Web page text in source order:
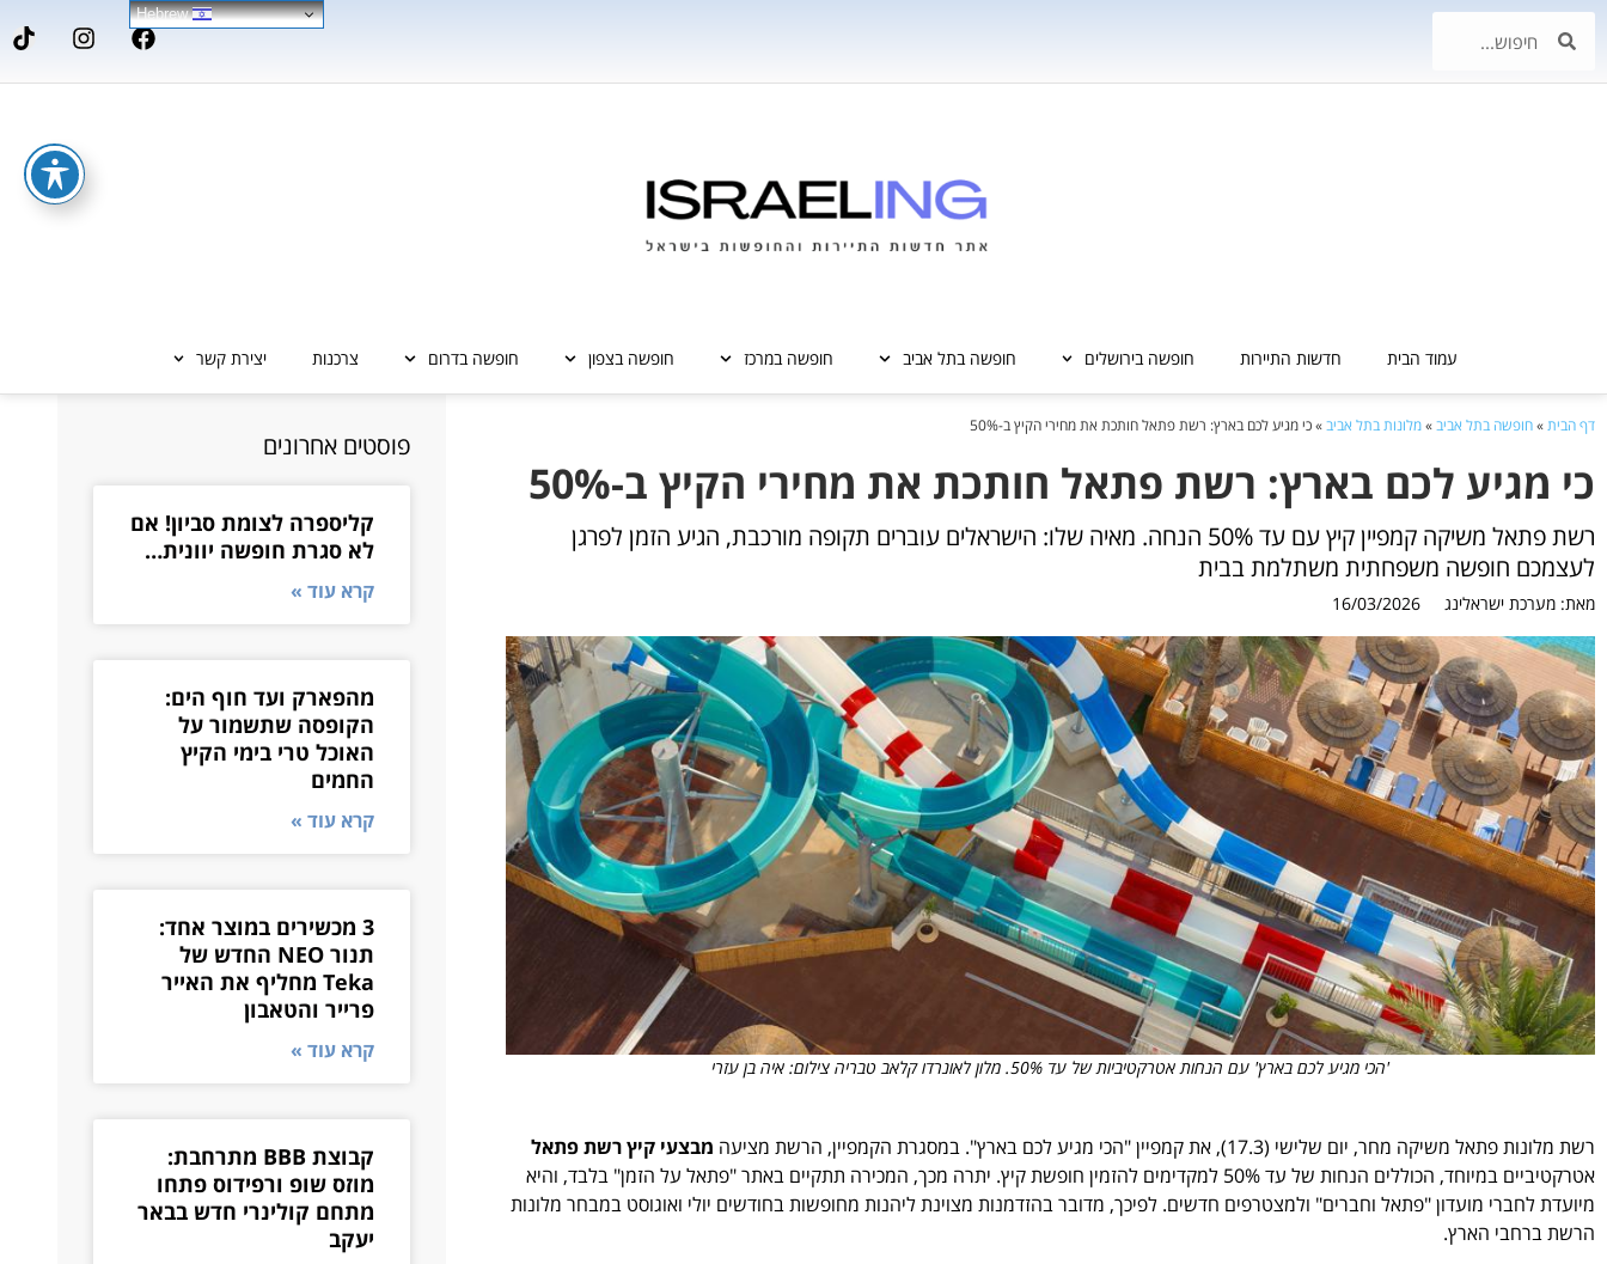
עמוד הבית חדשות התיירות חופשה בירושלים חופשה בתל אביב חופשה במרכז חופשה בצפון חופשה בדרום צרכנות יצירת קשר
דף הבית»חופשה בתל אביב»מלונות בתל אביב»כי מגיע לכם בארץ: רשת פתאל חותכת את מחירי הקיץ ב-50%
כי מגיע לכם בארץ: רשת פתאל חותכת את מחירי הקיץ ב-50%
רשת פתאל משיקה קמפיין קיץ עם עד 50% הנחה. מאיה שלו: הישראלים עוברים תקופה מורכבת, הגיע הזמן לפרגן
לעצמכם חופשה משפחתית משתלמת בבית
מאת: מערכת ישראלינג 16/03/2026
'הכי מגיע לכם בארץ' עם הנחות אטרקטיביות של עד 50%. מלון לאונרדו קלאב טבריה צילום: איה בן עזרי
רשת מלונות פתאל משיקה מחר, יום שלישי (17.3), את קמפיין "הכי מגיע לכם בארץ". במסגרת הקמפיין, הרשת מציעה
מבצעי קיץ רשת פתאל
אטרקטיביים במיוחד, הכוללים הנחות של עד 50% למקדימים להזמין חופשת קיץ. יתרה מכך, המכירה תתקיים באתר "פתאל על הזמן" בלבד, והיא
מיועדת לחברי מועדון "פתאל וחברים" ולמצטרפים חדשים. לפיכך, מדובר בהזדמנות מצוינת ליהנות מחופשות בחודשים יולי ואוגוסט במבחר מלונות
הרשת ברחבי הארץ.
פוסטים אחרונים
קליספרה לצומת סביון! אם
לא סגרת חופשה יוונית…
קרא עוד »
מהפארק ועד חוף הים:
הקופסה שתשמור על
האוכל טרי בימי הקיץ
החמים
קרא עוד »
3 מכשירים במוצר אחד:
תנור NEO החדש של
Teka מחליף את האייר
פרייר והטאבון
קרא עוד »
קבוצת BBB מתרחבת:
מוזס שופ ורפידוס פתחו
מתחם קולינרי חדש בבאר
יעקב
Hebrew